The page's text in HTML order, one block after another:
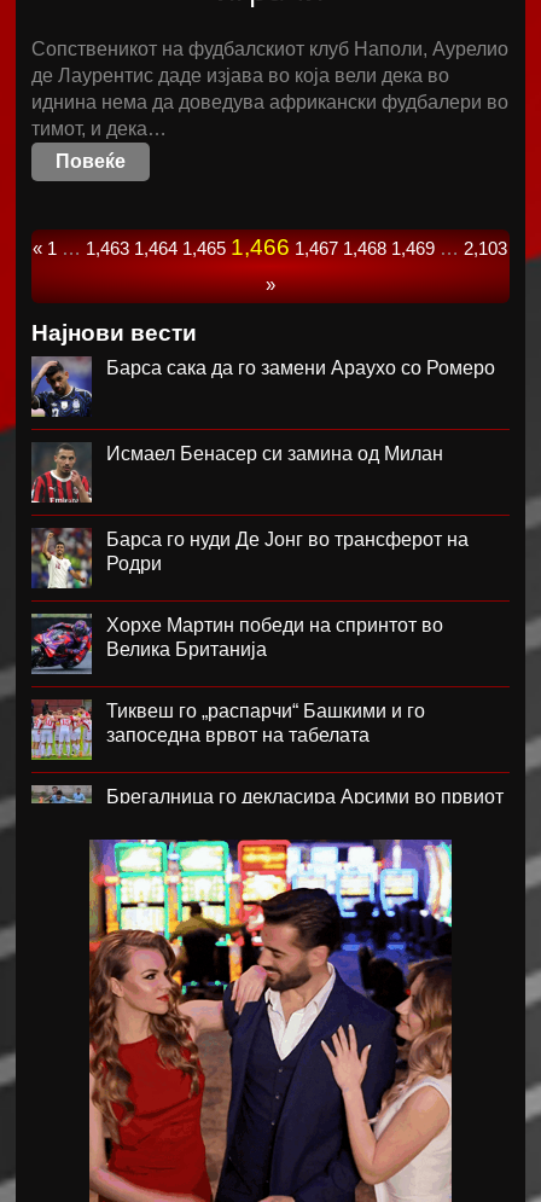
Сопственикот на фудбалскиот клуб Наполи, Аурелио
де Лаурентис даде изјава во која вели дека во
иднина нема да доведува африкански фудбалери во
тимот, и дека…
Повеќе
« 1 … 1,463 1,464 1,465 1,466 1,467 1,468 1,469 … 2,103
»
Најнови вести
Барса сака да го замени Араухо со Ромеро
Исмаел Бенасер си замина од Милан
Барса го нуди Де Јонг во трансферот на
Родри
Хорхе Мартин победи на спринтот во
Велика Британија
Тиквеш го „распарчи“ Башкими и го
запоседна врвот на табелата
Брегалница го декласира Арсими во првиот
Катерина Ацевска светска вицешампионка
во џиу-џицу
Дарко Чурлинов го впиша првенецот за
Погон Шчечин
Фенер ќе го предизвика Монако за потписот
на Лукаку
Челзи убедливо го надигра Милан во
Австралија